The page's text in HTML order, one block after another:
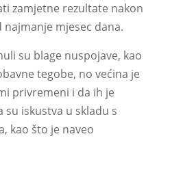
zamjetne rezultate nakon
mjesec dana.
su blage nuspojave, kao
tegobe, no većina je
privremeni i da ih je
iskustva u skladu s
kao što je naveo